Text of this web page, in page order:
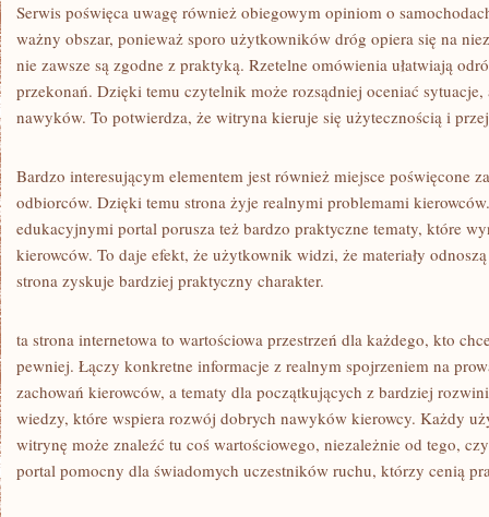
Serwis poświęca uwagę również obiegowym opiniom o
ważny obszar, ponieważ sporo użytkowników dróg opiera się na
nie zawsze są zgodne z praktyką. Rzetelne omówienia ułatwiają
przekonań. Dzięki temu czytelnik może rozsądniej oceniać sytuacje,
nawyków. To potwierdza, że witryna kieruje się użytecznością i
Bardzo interesującym elementem jest również miejsce poświęcone
odbiorców. Dzięki temu strona żyje realnymi problemami
edukacyjnymi portal porusza też bardzo praktyczne tematy, które
kierowców. To daje efekt, że użytkownik widzi, że materiały
strona zyskuje bardziej praktyczny charakter.
ta strona internetowa to wartościowa przestrzeń dla każdego, kto
pewniej. Łączy konkretne informacje z realnym spojrzeniem na
zachowań kierowców, a tematy dla początkujących z bardziej
wiedzy, które wspiera rozwój dobrych nawyków kierowcy. Każdy
witrynę może znaleźć tu coś wartościowego, niezależnie od tego,
portal pomocny dla świadomych uczestników ruchu, którzy cenią